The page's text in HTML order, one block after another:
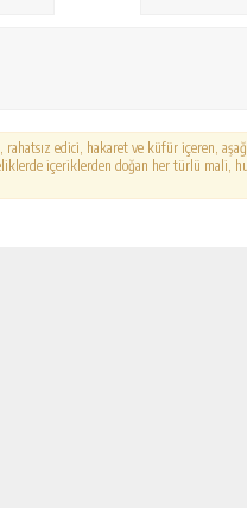
rahatsız edici, hakaret ve küfür içeren,
içeriklerden doğan her türlü mali,